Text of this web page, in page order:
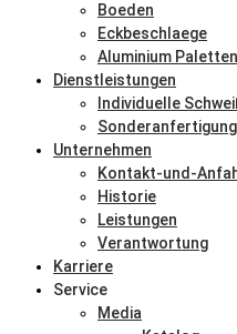
Boeden
Eckbeschlaege
Aluminium Paletten
Dienstleistungen
Individuelle
Unternehmen
Kontakt-und-
Historie
Leistungen
Verantwortung
Karriere
Service
Media